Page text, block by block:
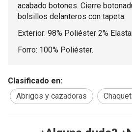
acabado botones. Cierre
bolsillos delanteros con tapeta.
Exterior: 98% Poliéster 2%
Forro: 100% Poliéster.
Clasificado en:
Abrigos y cazadoras